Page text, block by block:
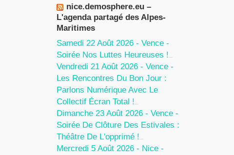
nice.demosphere.eu –
L'agenda partagé des Alpes-
Maritimes
Samedi 22 Août 2026 - Vence -
Soirée Nos Luttes Heureuses !
Vendredi 21 Août 2026 - Vence -
Les Rencontres Du Bon Jour :
Parlons Numérique Avec Le
Collectif Écran Total !
Dimanche 23 Août 2026 - Vence -
Soirée De Clôture Des Estivales :
Théâtre De L'opprimé !
Mercredi 5 Août 2026 - Nice -